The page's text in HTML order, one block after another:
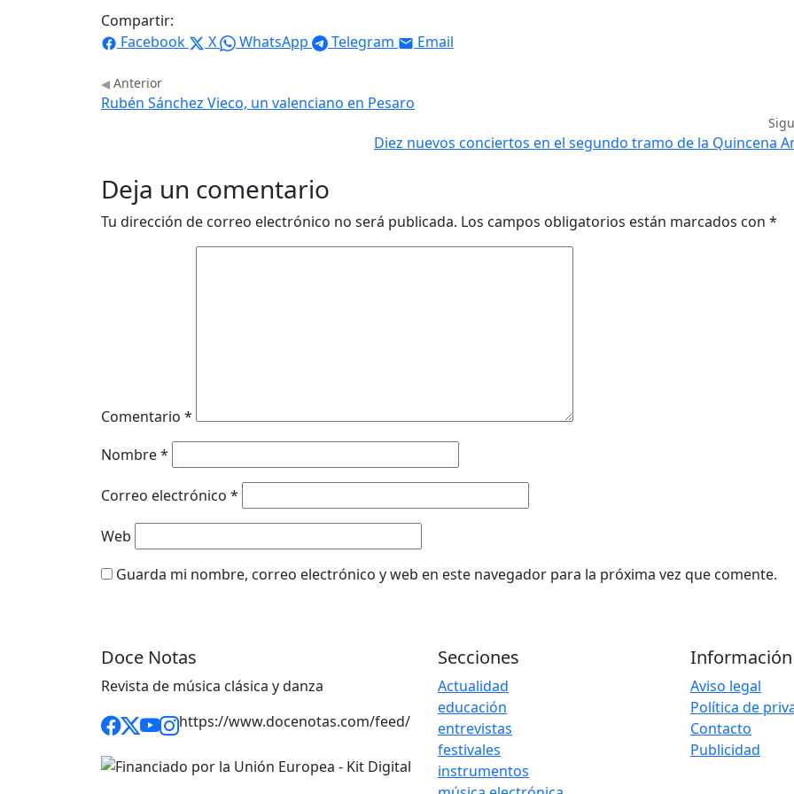
Compartir:
Facebook
X WhatsApp Telegram Email
Anterior
Rubén Sánchez Vieco, un valenciano en Pesaro
Diez nuevos conciertos en el segundo tramo de la Quincena
Deja un comentario
Tu dirección de correo electrónico no será publicada. Los campos obligatorios están marcados con *
Comentario *
Nombre*
Correo electrónico *
Web
Guarda mi nombre, correo electrónico y web en este navegador para la próxima vez que comente.
Doce Notas
Revista de música clásica y danza
https://www.docenotas.com/feed/
Secciones
Actualidad
educación
entrevistas
festivales
instrumentos
Información
Aviso legal
Política de
Contacto
Publicidad